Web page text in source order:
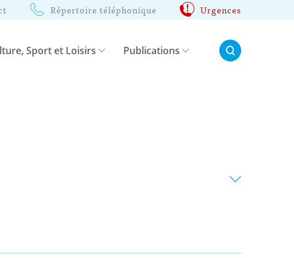
Répertoire téléphonique Urgences
Sport et Loisirs Publications Rechercher: